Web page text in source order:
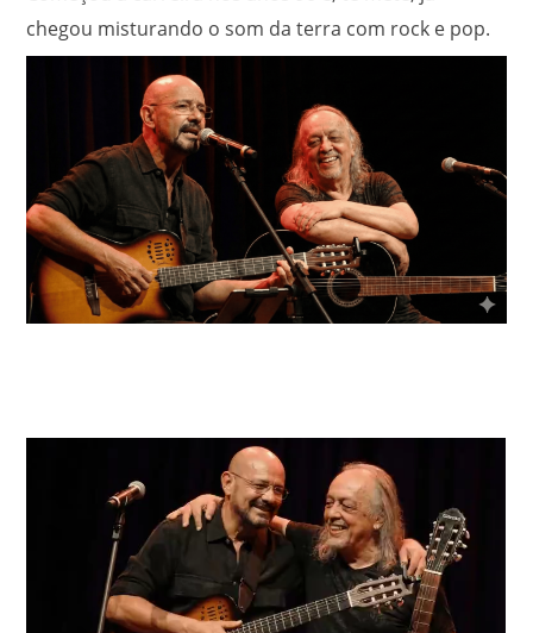
chegou misturando o som da terra com rock e pop.